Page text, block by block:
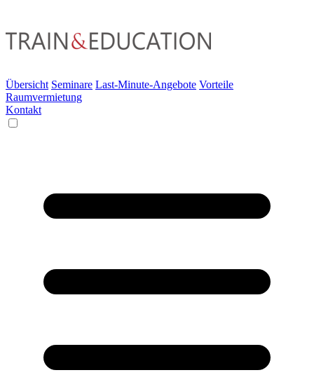
Übersicht Seminare Last-Minute-Angebote Vorteile
Raumvermietung
Kontakt